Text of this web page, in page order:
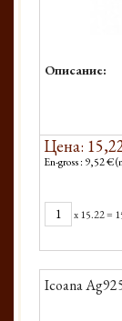
Описание:
Цена:
En-gross : 9,52 €
x15.22=
Icoana